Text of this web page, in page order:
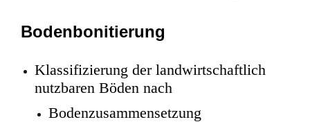
Bodenbonitierung
Klassifizierung der landwirtschaftlich
nutzbaren Böden nach
Bodenzusammensetzung